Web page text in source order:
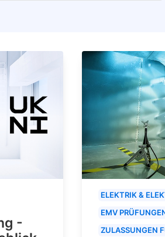
-
ELEKTRIK &
EMV
ZULASSUNGEN